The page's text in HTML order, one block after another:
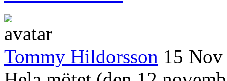
Tommy Hildorsson 15